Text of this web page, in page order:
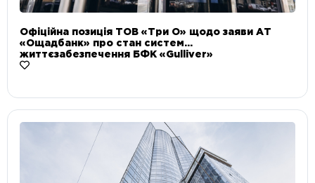
Офіційна позиція ТОВ «Три О» щодо заяви АТ
«Ощадбанк» про стан систем
життєзабезпечення БФК «Gulliver»